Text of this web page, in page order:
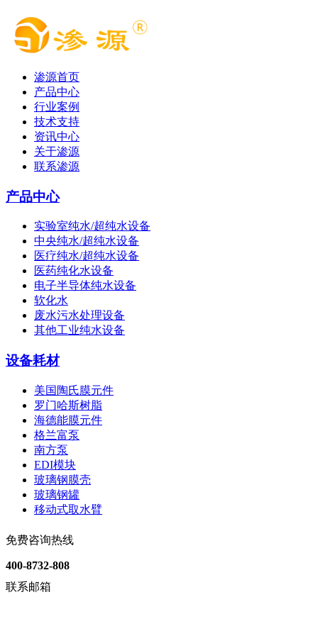
渗源首页
产品中心
行业案例
技术支持
资讯中心
关于渗源
联系渗源
产品中心
实验室纯水/超纯水设备
中央纯水/超纯水设备
医疗纯水/超纯水设备
医药纯化水设备
电子半导体纯水设备
软化水
废水污水处理设备
其他工业纯水设备
设备耗材
美国陶氏膜元件
罗门哈斯树脂
海德能膜元件
格兰富泵
南方泵
EDI模块
玻璃钢膜壳
玻璃钢罐
移动式取水臂
免费咨询热线
400-8732-808
联系邮箱